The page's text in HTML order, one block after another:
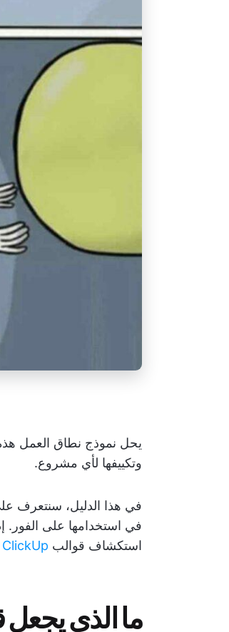
يحل نموذج نطاق العمل
وتكييفها لأي مشروع.
في استخدامها على الفور.
استكشاف قوالب ClickUp